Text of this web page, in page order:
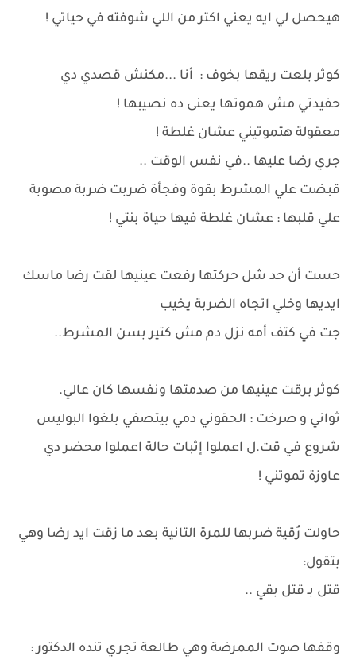
هيحصل لي ايه يعني اكتر من اللي شوفته في حياتي !
كوثر بلعت ريقها بخوف : أنا ...مكنش قصدي دي
حفيدتي مش هموتها يعنى ده نصيبها !
معقولة هتموتيني عشان غلطة !
جري رضا عليها ..في نفس الوقت ..
قبضت علي المشرط بقوة وفجأة ضربت ضربة مصوبة
علي قلبها : عشان غلطة فيها حياة بنتي !
حست أن حد شل حركتها رفعت عينيها لقت رضا ماسك
ايديها وخلي اتجاه الضربة يخيب
جت في كتف أمه نزل دم مش كتير بسن المشرط..
كوثر برقت عينيها من صدمتها ونفسها كان عالي.
ثواني و صرخت : الحقوني دمي بيتصفي بلغوا البوليس
شروع في قت.ل اعملوا إثبات حالة اعملوا محضر دي
عاوزة تموتني !
حاولت رُقية ضربها للمرة التانية بعد ما زقت ايد رضا وهي
بتقول:
قتل بـ قتل بقي ..
وقفها صوت الممرضة وهي طالعة تجري تنده الدكتور :